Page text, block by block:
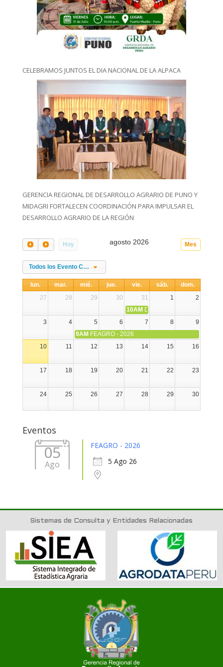
CELEBRAMOS JUNTOS EL DIA NACIONAL DE LA ALPACA
GERENCIA REGIONAL DE DESARROLLO AGRARIO DE PUNO Y
MIDAGRI FORTALECEN COORDINACIÓN PARA IMPULSAR EL
DESARROLLO AGRARIO DE LA REGIÓN
Hoy Mes
agosto 2026
Todos los Evento Categories
lun. mar. mié. jue. vie. sáb.
dom.
27
28 29 30 31 1
2
10AM DIA NACIONAL DE LA
3
4 5 6 7 8
9
9AM FEAGRO - 2026
10
11 12 13 14 15 16
17 18 19 20 21 22 23
24 25 26 27 28 29 30
Eventos
05
Ago
FEAGRO - 2026
5 Ago 26
Sistemas de Consulta y Entidades Relacionadas